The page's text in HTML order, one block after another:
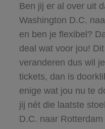
Ben jij er al over uit
Washington D.C.
en ben je flexibel?
deal wat voor jou!
veranderen dus wil
tickets, dan is
enige wat jou nu te
jij nét die laatste
D.C. naar